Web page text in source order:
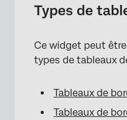
Types de
Ce widget peut
types de tableaux
Tableaux de
Tableaux de